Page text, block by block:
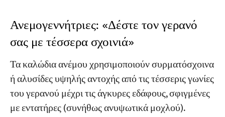
Ανεμογεννήτριες: «Δέστε τον γερανό
σας με τέσσερα σχοινιά»
Τα καλώδια ανέμου χρησιμοποιούν συρματόσχοινα
ή αλυσίδες υψηλής αντοχής από τις τέσσερις γωνίες
του γερανού μέχρι τις άγκυρες εδάφους, σφιγμένες
με εντατήρες (συνήθως ανυψωτικά μοχλού).